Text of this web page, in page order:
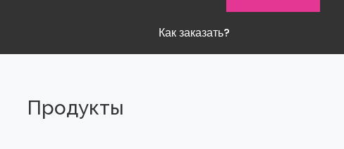
Как заказать?
Продукты